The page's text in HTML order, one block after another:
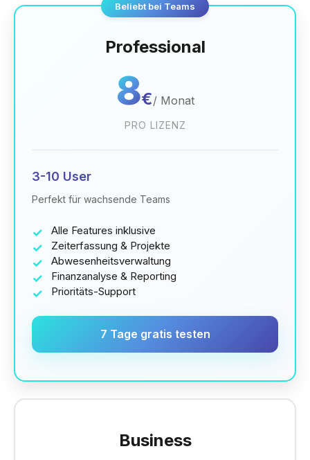
Beliebt bei Teams
Professional
8€/ Monat
PRO LIZENZ
3-10 User
Perfekt für wachsende Teams
Alle Features inklusive
Zeiterfassung & Projekte
Abwesenheitsverwaltung
Finanzanalyse & Reporting
Prioritäts-Support
7 Tage gratis testen
Business